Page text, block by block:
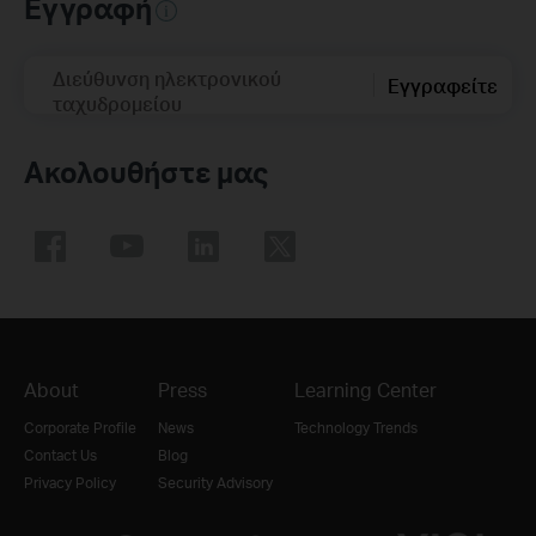
Εγγραφή
Διεύθυνση ηλεκτρονικού
ταχυδρομείου
Εγγραφείτε
Ακολουθήστε μας
About
Corporate Profile
Contact Us
Privacy Policy
Press
News
Blog
Security Advisory
Learning Center
Technology Trends